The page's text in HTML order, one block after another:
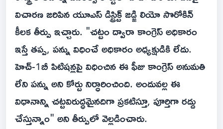
విచారణ జరిపిన యూఎస్ డిస్ట్రిక్ట్ జడ్జి లియో సొరోకిన్
కీలక తీర్పు ఇచ్చారు. "చట్టం ద్వారా కాంగ్రెస్ అధికారం
ఇస్తే తప్ప, పన్ను విధించే అధికారం అధ్యక్షుడికి లేదు.
హెచ్-1బీ పిటిషన్లపై విధించిన ఈ ఫీజు కాంగ్రెస్ అనుమతి
లేని పన్ను అని కోర్టు నిర్ధారించింది. అందువల్ల ఈ
విధానాన్ని చట్టవిరుద్ధమైనదిగా ప్రకటిస్తూ, పూర్తిగా రద్దు
చేస్తున్నాం" అని తీర్పులో వెల్లడించారు.